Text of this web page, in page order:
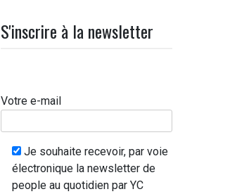
S'inscrire à la newsletter
Votre e-mail
Je souhaite recevoir, par voie
électronique la newsletter de
people au quotidien par YC